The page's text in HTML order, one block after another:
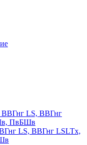
LS, ВВГнг LSLTx,